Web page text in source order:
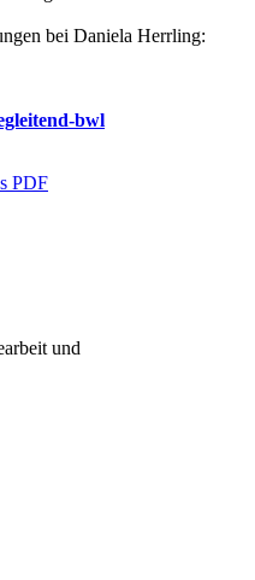
bei Daniela Herrling:
bwl
PDF
und